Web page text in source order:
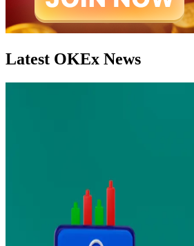
Latest OKEx News